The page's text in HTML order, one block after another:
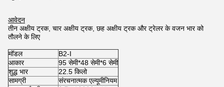
आवेदन
तीन अक्षीय ट्रक, चार अक्षीय ट्रक, छह अक्षीय ट्रक और ट्रेलर के वजन भार को
तौलने के लिए
मॉडल
B2-I
आकार
95 सेमी*48 सेमी*6 सेमी
शुद्ध भार
22.5 किलो
सामग्री
संरचनात्मक एल्यूमीनियम